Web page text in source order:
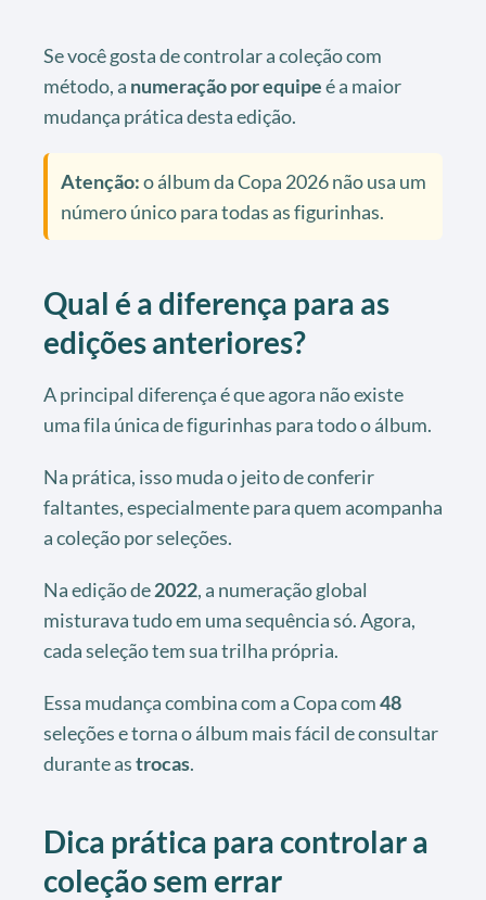
Se você gosta de controlar a coleção com
método, a numeração por equipeé a maior
mudança prática desta edição.
Atenção:o álbum da Copa 2026 não usa um
número único para todas as figurinhas.
Qual é a diferença para as
edições anteriores?
A principal diferença é que agora não existe
uma fila única de figurinhas para todo o álbum.
Na prática, isso muda o jeito de conferir
faltantes, especialmente para quem acompanha
a coleção por seleções.
Na edição de2022, a numeração global
misturava tudo em uma sequência só. Agora,
cada seleção tem sua trilha própria.
Essa mudança combina com a Copa com48
seleções e torna o álbum mais fácil de consultar
durante astrocas.
Dica prática para controlar a
coleção sem errar